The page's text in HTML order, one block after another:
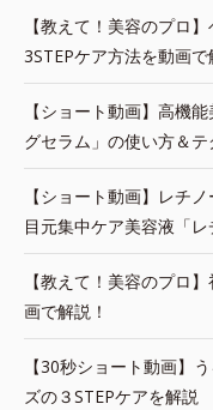
【教えて！美容のプロ
3STEPケア方法を動画で
【ショート動画】高機
グセラム」の使い方＆
【ショート動画】レチ
目元集中ケア美容液「
【教えて！美容のプロ
画で解説！
【30秒ショート動画】
ズの３STEPケアを解説